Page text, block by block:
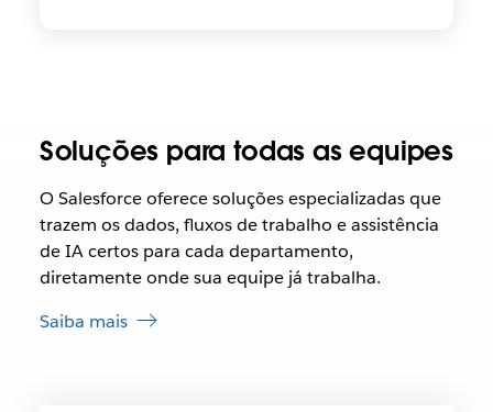
Soluções para todas as equipes
O Salesforce oferece soluções especializadas que
trazem os dados, fluxos de trabalho e assistência
de IA certos para cada departamento,
diretamente onde sua equipe já trabalha.
Saiba mais